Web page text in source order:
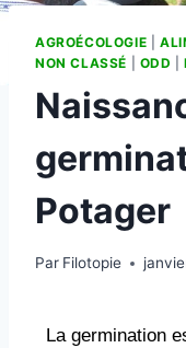
AGROÉCOLOGIE
NON CLASSÉ
ODD |
Potager
Par Filotopie
La germination